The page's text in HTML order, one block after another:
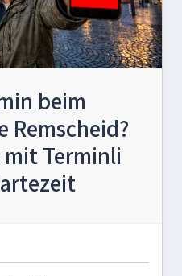
beim
Remscheid?
mit Terminli